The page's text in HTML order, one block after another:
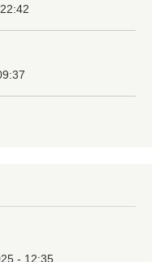
- 12:35